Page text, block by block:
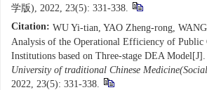
学版), 2022, 23(5): 331-338.
Citation: WU Yi-tian, YAO Zheng-rong,
Analysis of the Operational Efficiency of Public
Institutions based on Three-stage DEA Model[J].
University of traditional Chinese
2022, 23(5): 331-338.